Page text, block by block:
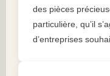
des pièces
particulière, qu’il
d’entreprises